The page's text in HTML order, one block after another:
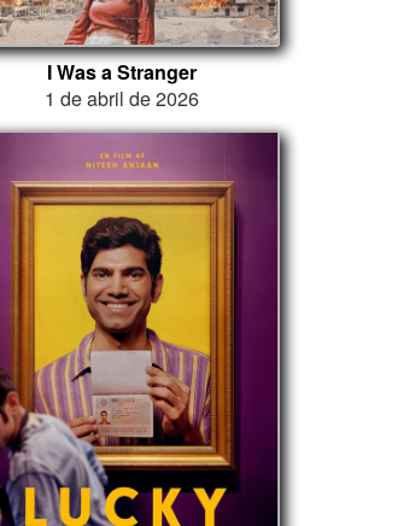
I Was a Stranger
1 de abril de 2026